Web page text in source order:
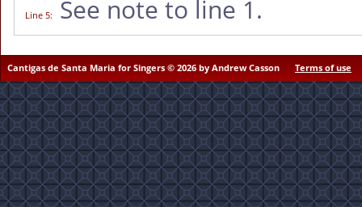
Line 5: See note to line 1.
Cantigas de Santa Maria for Singers © 2026 by Andrew Casson Terms of use